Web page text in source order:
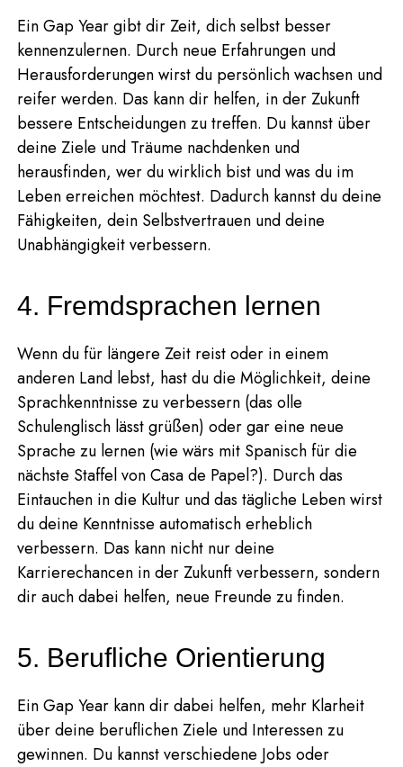
Ein Gap Year gibt dir Zeit, dich selbst besser
kennenzulernen. Durch neue Erfahrungen und
Herausforderungen wirst du persönlich wachsen und
reifer werden. Das kann dir helfen, in der Zukunft
bessere Entscheidungen zu treffen. Du kannst über
deine Ziele und Träume nachdenken und
herausfinden, wer du wirklich bist und was du im
Leben erreichen möchtest. Dadurch kannst du deine
Fähigkeiten, dein Selbstvertrauen und deine
Unabhängigkeit verbessern.
4. Fremdsprachen lernen
Wenn du für längere Zeit reist oder in einem
anderen Land lebst, hast du die Möglichkeit, deine
Sprachkenntnisse zu verbessern (das olle
Schulenglisch lässt grüßen) oder gar eine neue
Sprache zu lernen (wie wärs mit Spanisch für die
nächste Staffel von Casa de Papel?). Durch das
Eintauchen in die Kultur und das tägliche Leben wirst
du deine Kenntnisse automatisch erheblich
verbessern. Das kann nicht nur deine
Karrierechancen in der Zukunft verbessern, sondern
dir auch dabei helfen, neue Freunde zu finden.
5. Berufliche Orientierung
Ein Gap Year kann dir dabei helfen, mehr Klarheit
über deine beruflichen Ziele und Interessen zu
gewinnen. Du kannst verschiedene Jobs oder